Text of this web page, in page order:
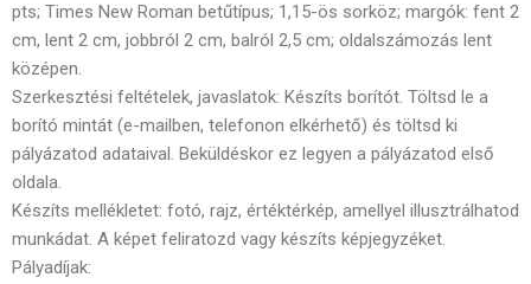
pts; Times New Roman betűtípus; 1,15-ös sorköz; margók: fent 2
cm, lent 2 cm, jobbról 2 cm, balról 2,5 cm; oldalszámozás lent
középen.
Szerkesztési feltételek, javaslatok: Készíts borítót. Töltsd le a
borító mintát (e-mailben, telefonon elkérhető) és töltsd ki
pályázatod adataival. Beküldéskor ez legyen a pályázatod első
oldala.
Készíts mellékletet: fotó, rajz, értéktérkép, amellyel illusztrálhatod
munkádat. A képet feliratozd vagy készíts képjegyzéket.
Pályadíjak: